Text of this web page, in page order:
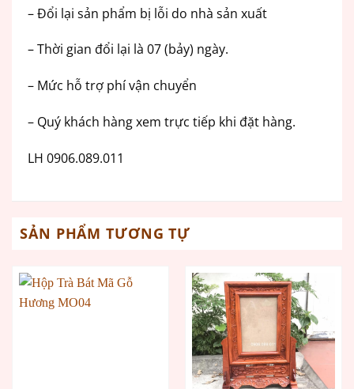
– Đổi lại sản phẩm bị lỗi do nhà sản xuất
– Thời gian đổi lại là 07 (bảy) ngày.
– Mức hỗ trợ phí vận chuyển
– Quý khách hàng xem trực tiếp khi đặt hàng.
LH 0906.089.011
SẢN PHẨM TƯƠNG TỰ